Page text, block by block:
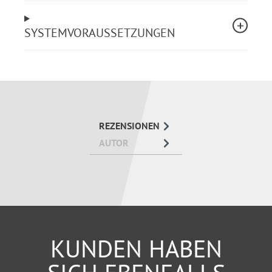
Gericht im Word-Format kostenlos downloaden.
SYSTEMVORAUSSETZUNGEN
REZENSIONEN
AUTOR
KUNDEN HABEN